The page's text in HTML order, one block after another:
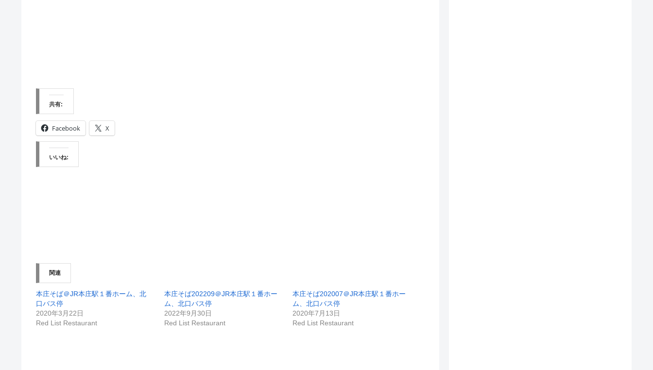
共有:
Facebook X
いいね:
関連
本庄そば＠JR本庄駅１番ホーム、北
口バス停
2020年3月22日
Red List Restaurant
本庄そば202209＠JR本庄駅１番ホー
ム、北口バス停
2022年9月30日
Red List Restaurant
本庄そば202007＠JR本庄駅１番ホー
ム、北口バス停
2020年7月13日
Red List Restaurant